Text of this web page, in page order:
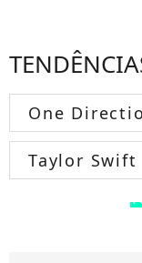
One
Taylor Swift